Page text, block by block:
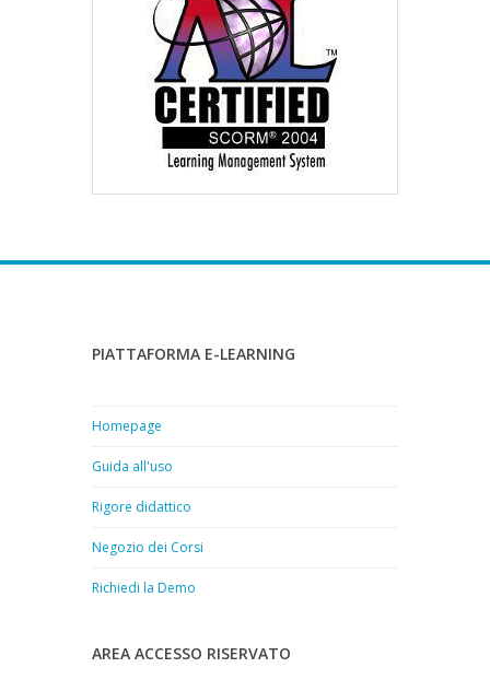
PIATTAFORMA E-LEARNING
Homepage
Guida all'uso
Rigore didattico
Negozio dei Corsi
Richiedi la Demo
AREA ACCESSO RISERVATO